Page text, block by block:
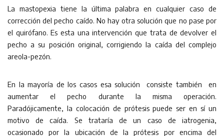
La mastopexia tiene la última palabra en cualquier caso de
corrección del pecho caído. No hay otra solución que no pase por
el quirófano. Es esta una intervención que trata de devolver el
pecho a su posición original, corrigiendo la caída del complejo
areola-pezón.
En la mayoría de los casos esa solución consiste también en
aumentar el pecho durante la misma operación.
Paradójicamente, la colocación de prótesis puede ser en sí un
motivo de caída. Se trataría de un caso de iatrogenia,
ocasionado por la ubicación de la prótesis por encima del